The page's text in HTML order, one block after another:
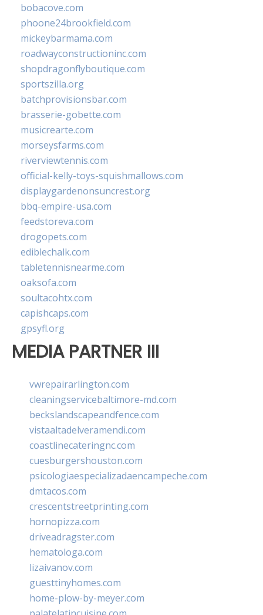
bobacove.com
phoone24brookfield.com
mickeybarmama.com
roadwayconstructioninc.com
shopdragonflyboutique.com
sportszilla.org
batchprovisionsbar.com
brasserie-gobette.com
musicrearte.com
morseysfarms.com
riverviewtennis.com
official-kelly-toys-squishmallows.com
displaygardenonsuncrest.org
bbq-empire-usa.com
feedstoreva.com
drogopets.com
ediblechalk.com
tabletennisnearme.com
oaksofa.com
soultacohtx.com
capishcaps.com
gpsyfl.org
MEDIA PARTNER III
vwrepairarlington.com
cleaningservicebaltimore-md.com
beckslandscapeandfence.com
vistaaltadelveramendi.com
coastlinecateringnc.com
cuesburgershouston.com
psicologiaespecializadaencampeche.com
dmtacos.com
crescentstreetprinting.com
hornopizza.com
driveadragster.com
hematologa.com
lizaivanov.com
guesttinyhomes.com
home-plow-by-meyer.com